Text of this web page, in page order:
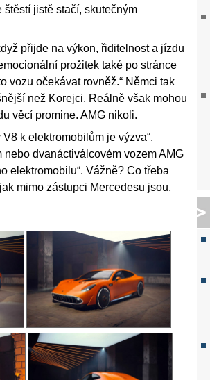
jistě stačí, skutečným
přijde na výkon, řiditelnost a jízdu
prožitek také po stránce
vozu očekávat rovněž.“ Němci tak
než Korejci. Reálně však mohou
věcí promine. AMG nikoli.
k elektromobilům je výzva“.
nebo dvanáctiválcovém vozem AMG
elektromobilu“. Vážně? Co třeba
mimo zástupci Mercedesu jsou,